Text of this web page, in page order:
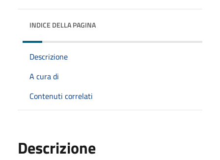
INDICE DELLA PAGINA
Descrizione
A cura di
Contenuti correlati
Descrizione